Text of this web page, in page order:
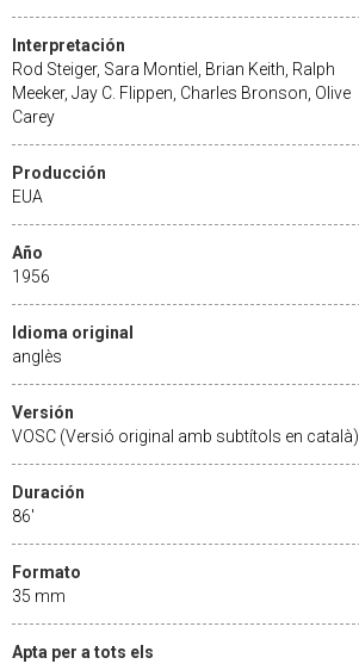
Interpretación
Rod Steiger, Sara Montiel, Brian Keith, Ralph
Meeker, Jay C. Flippen, Charles Bronson, Olive
Carey
Producción
EUA
Año
1956
Idioma original
anglès
Versión
VOSC (Versió original amb subtítols en català)
Duración
86'
Formato
35 mm
Apta per a tots els